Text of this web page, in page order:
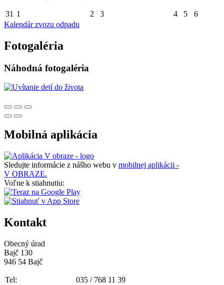
31 1 2 3 4 5
6
Kalendár zvozu odpadu
Fotogaléria
Náhodná fotogaléria
Mobilná aplikácia
Sledujte informácie z nášho webu v mobilnej aplikácii -
V OBRAZE.
Voľne k stiahnutiu:
Kontakt
Obecný úrad
Bajč 130
946 54 Bajč
Tel:
035 / 768 11 39